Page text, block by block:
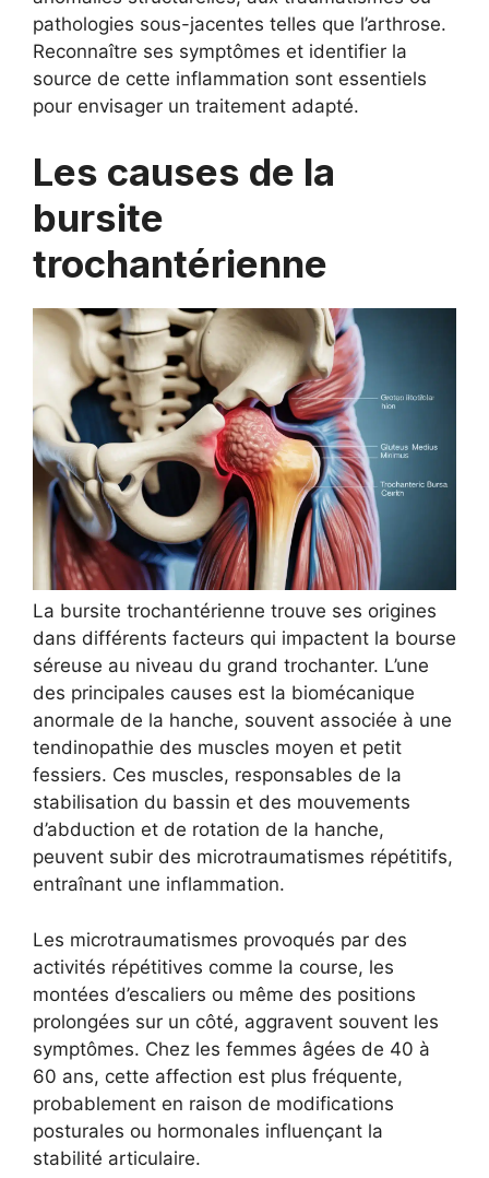
pathologies sous-jacentes telles que l’arthrose.
Reconnaître ses symptômes et identifier la
source de cette inflammation sont essentiels
pour envisager un traitement adapté.
Les causes de la
bursite
trochantérienne
La bursite trochantérienne trouve ses origines
dans différents facteurs qui impactent la bourse
séreuse au niveau du grand trochanter. L’une
des principales causes est la biomécanique
anormale de la hanche, souvent associée à une
tendinopathie des muscles moyen et petit
fessiers. Ces muscles, responsables de la
stabilisation du bassin et des mouvements
d’abduction et de rotation de la hanche,
peuvent subir des microtraumatismes répétitifs,
entraînant une inflammation.
Les microtraumatismes provoqués par des
activités répétitives comme la course, les
montées d’escaliers ou même des positions
prolongées sur un côté, aggravent souvent les
symptômes. Chez les femmes âgées de 40 à
60 ans, cette affection est plus fréquente,
probablement en raison de modifications
posturales ou hormonales influençant la
stabilité articulaire.